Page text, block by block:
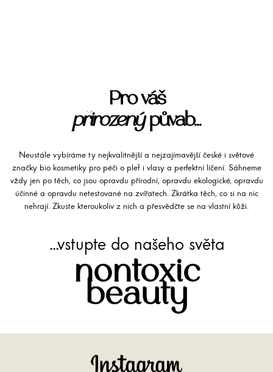
Pro váš
přirozenýpůvab...
Neustále vybíráme ty nejkvalitnější a nejzajímavější české i světové
značky bio kosmetiky pro péči o pleť i vlasy a perfektní líčení. Sáhneme
vždy jen po těch, co jsou opravdu přírodní, opravdu ekologické, opravdu
účinné a opravdu netestované na zvířatech. Zkrátka těch, co si na nic
nehrají. Zkuste kteroukoliv z nich a přesvědčte se na vlastní kůži.
...vstupte do našeho světa
nontoxic
beauty